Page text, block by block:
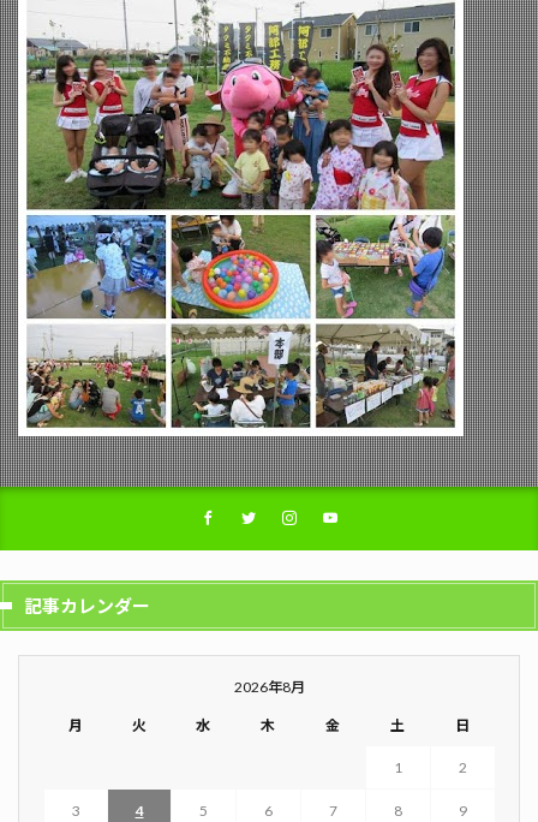
記事カレンダー
2026年8月
月 火 水 木 金 土 日
1 2
3 4 5 6 7 8 9